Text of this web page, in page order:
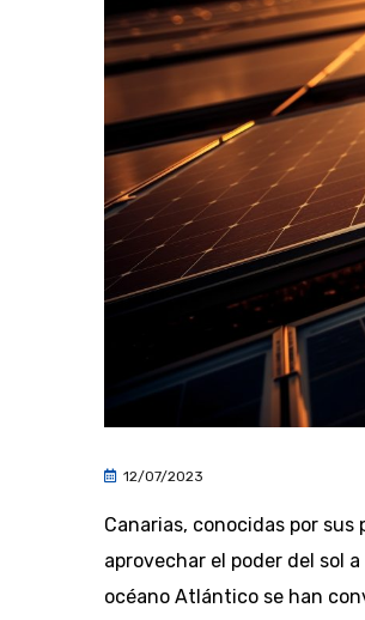
12/07/2023
Canarias, conocidas por
aprovechar el poder del sol
océano Atlántico se han